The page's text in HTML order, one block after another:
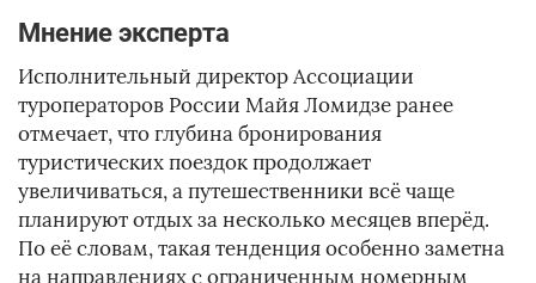
Мнение эксперта
Исполнительный директор Ассоциации
туроператоров России Майя Ломидзе ранее
отмечает, что глубина бронирования
туристических поездок продолжает
увеличиваться, а путешественники всё чаще
планируют отдых за несколько месяцев вперёд.
По её словам, такая тенденция особенно заметна
на направлениях с ограниченным номерным